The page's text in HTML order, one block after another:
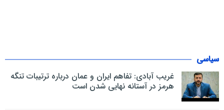
سیاسی
غریب آبادی: تفاهم ایران و عمان درباره ترتیبات تنگه
هرمز در آستانه نهایی شدن است